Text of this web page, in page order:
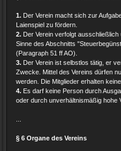
1. Der Verein macht sich zur
Laienspiel zu fördern.
2. Der Verein verfolgt
Sinne des Abschnitts
(Paragraph 51 ff AO).
3. Der Verein ist selbstlos tätig, er
Zwecke. Mittel des Vereins dürfen
werden. Die Mitglieder erhalten
4. Es darf keine Person durch
oder durch unverhältnismäßig hohe
§ 6 Organe des Vereins